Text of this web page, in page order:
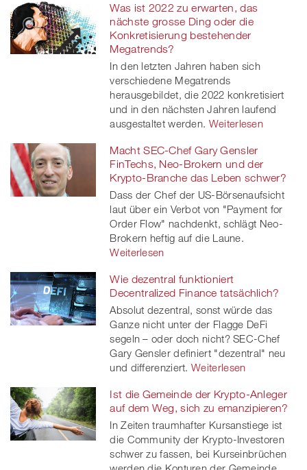
Was ist 2022 zu erwarten, das
nächste grosse Ding oder die
Konkretisierung bestehender
Megatrends?
In den letzten Jahren haben sich
verschiedene Megatrends
herausgebildet, die 2022 konkretisiert
und in den nächsten Jahren laufend
ausgestaltet werden. Weiterlesen
Macht SEC-Chef Gary Gensler
FinTechs, Neo-Brokern und der
Krypto-Branche das Leben schwer?
Dass der Chef der US-Börsenaufsicht
laut über ein Verbot von "Payment for
Order Flow" nachdenkt, schlägt Neo-
Brokern heftig auf die Laune.
Weiterlesen
Wie dezentral funktioniert
Decentralized Finance tatsächlich?
Absolut dezentral, sonst würde das
Ganze nicht unter der Flagge DeFi
segeln – oder doch nicht? SEC-Chef
Gary Gensler definiert "dezentral" neu
und differenziert. Weiterlesen
Ist die Gemeinde der Krypto-Anleger
auf dem Weg, sich zu emanzipieren?
In Zeiten traumhafter Kursanstiege ist
die Community der Krypto-Investoren
schwer zu fassen, bei Kurseinbrüchen